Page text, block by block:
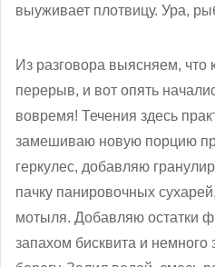
выуживает плотвицу. Ура,
Из разговора выясняем, что
перерыв, и вот опять
вовремя! Течения здесь
замешиваю новую порцию
геркулес, добавляю
пачку панировочных
мотыля. Добавляю остатки
запахом бисквита и немного